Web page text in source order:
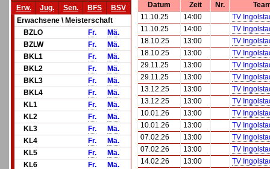
Erw.
Jug. Sen. BFS
BSV
Erwachsene \ Meisterschaft
BZLO
Fr.
Mä.
BZLW
Fr.
Mä.
BKL1
Fr.
Mä.
BKL2
Fr.
Mä.
BKL3
Fr.
Mä.
BKL4
Fr.
Mä.
KL1
Fr.
Mä.
KL2
Fr.
Mä.
KL3
Fr.
Mä.
KL4
Fr.
Mä.
KL5
Fr.
Mä.
KL6
Fr.
Mä.
Datum Zeit Nr.
11.10.25
14:00
TV
11.10.25
14:00
TV
18.10.25
13:00
TV
18.10.25
13:00
TV
29.11.25
13:00
TV
29.11.25
13:00
TV
13.12.25
13:00
TV
13.12.25
13:00
TV
10.01.26
13:00
TV
10.01.26
13:00
TV
07.02.26
13:00
TV
07.02.26
13:00
TV
14.02.26
13:00
TV